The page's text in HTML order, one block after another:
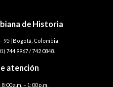
de Historia
95 | Bogotá, Colombia
744 9967 / 742 0848.
atención
8:00 a.m. – 1:00 p.m.